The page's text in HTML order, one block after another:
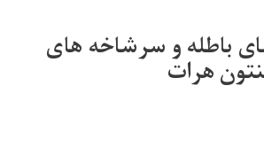
باطله و سرشاخه های
هرات